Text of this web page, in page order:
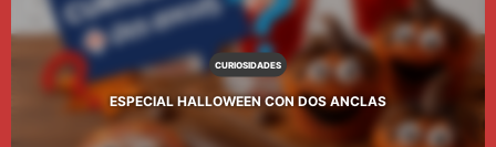
CURIOSIDADES
ESPECIAL HALLOWEEN CON DOS ANCLAS